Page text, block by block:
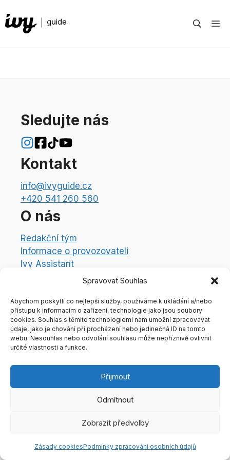
Spravovat Souhlas
Abychom poskytli co nejlepší služby, používáme k ukládání a/nebo
přístupu k informacím o zařízení, technologie jako jsou soubory
cookies. Souhlas s těmito technologiemi nám umožní zpracovávat
údaje, jako je chování při procházení nebo jedinečná ID na tomto
webu. Nesouhlas nebo odvolání souhlasu může nepříznivě ovlivnit
určité vlastnosti a funkce.
Přijmout
Odmítnout
Zobrazit předvolby
Zásady cookiesPodmínky zpracování osobních údajů
na
obsah
Sledujte nás
Kontakt
info@ivyguide.cz
+420 541 260 560
O nás
Redakční tým
Informace o provozovateli
Ivy Assistant
Právní aspekty
Podmínky zpracování osobních údajů
Zásady používání a nastavení souborů
cookies
Odebírat newsletter